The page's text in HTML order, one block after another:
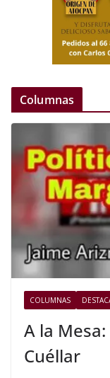
Columnas
COLUMNAS
A la
Cuéllar